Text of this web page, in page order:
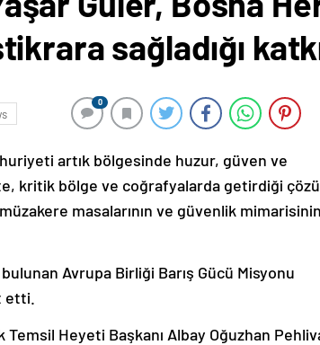
sağladığı
0
artık bölgesinde huzur, güven ve
kritik bölge ve coğrafyalarda getirdiği
masalarının ve güvenlik mimarisinin
Avrupa Birliği Barış Gücü Misyonu
etti.
Temsil Heyeti Başkanı Albay Oğuzhan